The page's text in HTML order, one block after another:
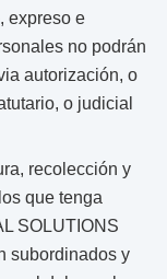
expreso e
no podrán
autorización, o
o judicial
recolección y
que tenga
SOLUTIONS
subordinados y